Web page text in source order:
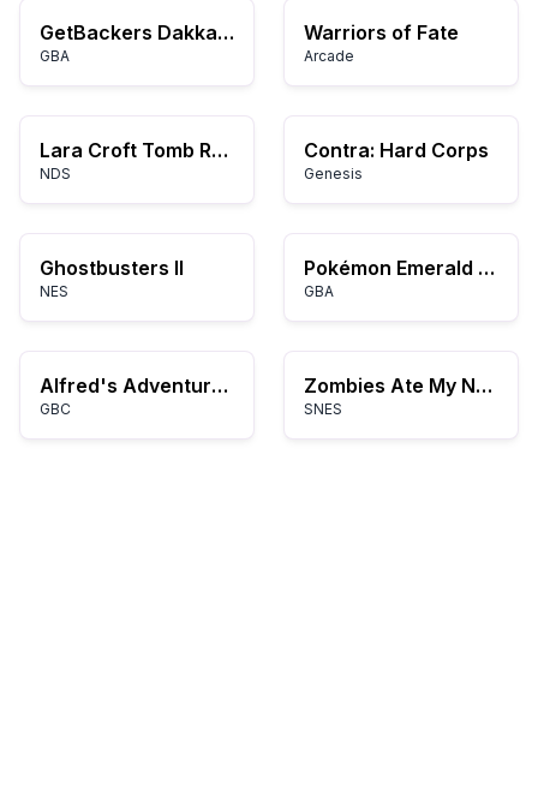
GetBackers Dakkanya: Jagan Fuuin! (Versiegelung des Jagan!)
GBA
Warriors of Fate
Arcade
Lara Croft Tomb Raider: Legend
NDS
Contra: Hard Corps
Genesis
Ghostbusters II
NES
Pokémon Emerald Extreme Randomizer
GBA
Alfred's Adventure (Europe) (En,Fr,De,Es,It)
GBC
Zombies Ate My Neighbors
SNES